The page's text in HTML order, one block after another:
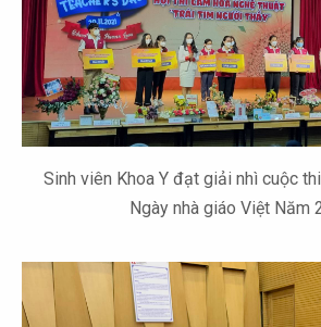
Sinh viên Khoa Y đạt giải nhì cuộc
Ngày nhà giáo Việt Năm